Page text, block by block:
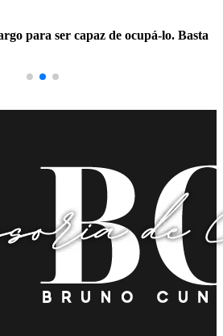
para ser capaz de ocupá-lo. Basta